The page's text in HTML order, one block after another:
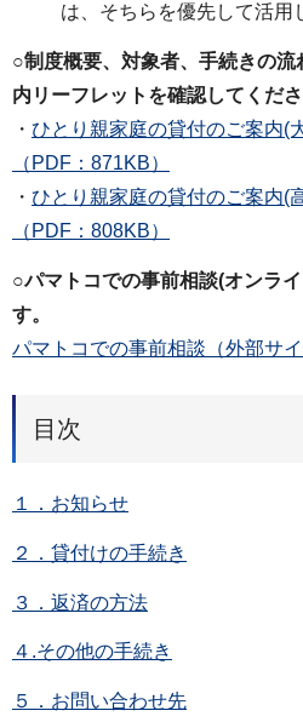
は、そちらを優先して活用
○制度概要、対象者、手続きの
内リーフレットを確認してくださ
・ ひとり親家庭の貸付のご案内(
（PDF：871KB）
・ ひとり親家庭の貸付のご案内(
（PDF：808KB）
○パマトコでの事前相談(オンラ
す。
パマトコでの事前相談（外部サイ
目次
１．お知らせ
２．貸付けの手続き
３．返済の方法
４.その他の手続き
５．お問い合わせ先